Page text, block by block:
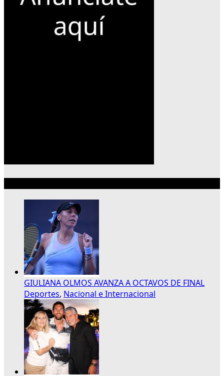
GIULIANA OLMOS AVANZA A OCTAVOS DE FINAL
Deportes, Nacional e Internacional